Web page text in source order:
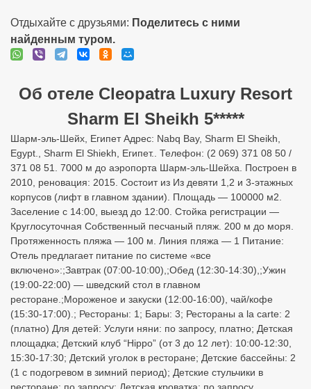
Отдыхайте с друзьями: Поделитесь с ними
найденным туром.
Об отеле Cleopatra Luxury Resort
Sharm El Sheikh 5*****
Шарм-эль-Шейх, Египет Адрес: Nabq Bay, Sharm El Sheikh,
Egypt., Sharm El Shiekh, Египет.. Телефон: (2 069) 371 08 50 /
371 08 51. 7000 м до аэропорта Шарм-эль-Шейха. Построен в
2010, реновация: 2015. Состоит из Из девяти 1,2 и 3-этажных
корпусов (лифт в главном здании). Площадь — 100000 м2.
Заселение с 14:00, выезд до 12:00. Стойка регистрации —
Круглосуточная Собственный песчаный пляж. 200 м до моря.
Протяженность пляжа — 100 м. Линия пляжа — 1 Питание:
Отель предлагает питание по системе «все
включено»:;Завтрак (07:00-10:00),;Обед (12:30-14:30),;Ужин
(19:00-22:00) — шведский стол в главном
ресторане.;Мороженое и закуски (12:00-16:00), чай/кофе
(15:30-17:00).; Рестораны: 1; Бары: 3; Рестораны a la carte: 2
(платно) Для детей: Услуги няни: по запросу, платно; Детская
площадка; Детский клуб “Hippo” (от 3 до 12 лет): 10:00-12:30,
15:30-17:30; Детский уголок в ресторане; Детские бассейны: 2
(1 с подогревом в зимний период); Детские стульчики в